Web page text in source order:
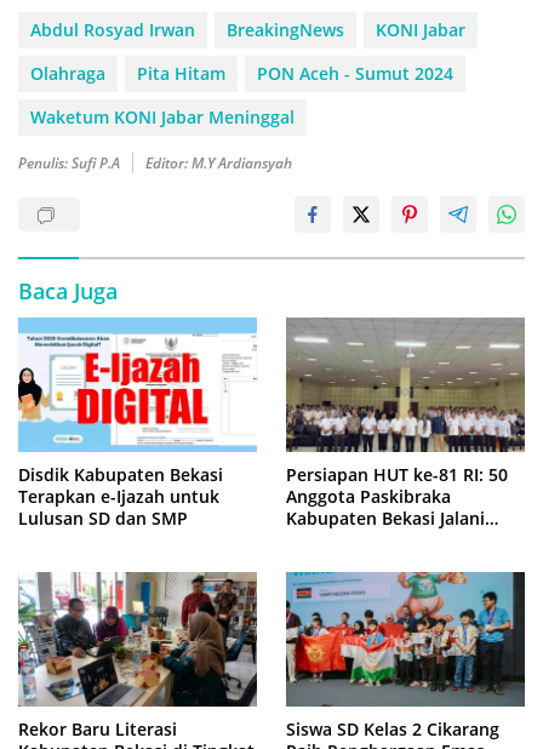
Abdul Rosyad Irwan BreakingNews
KONI Jabar
Olahraga
Pita Hitam
PON Aceh - Sumut 2024
Waketum KONI Jabar Meninggal
Penulis: Sufi P.A Editor: M.Y Ardiansyah
Baca Juga
Disdik Kabupaten Bekasi
Terapkan e-Ijazah untuk
Lulusan SD dan SMP
Persiapan HUT ke-81 RI: 50
Anggota Paskibraka
Kabupaten Bekasi Jalani
Rekor Baru Literasi
Siswa SD Kelas 2 Cikarang